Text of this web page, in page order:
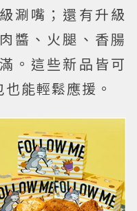
涮嘴；還有升級
醬、火腿、香腸
。這些新品皆可
能輕鬆應援。